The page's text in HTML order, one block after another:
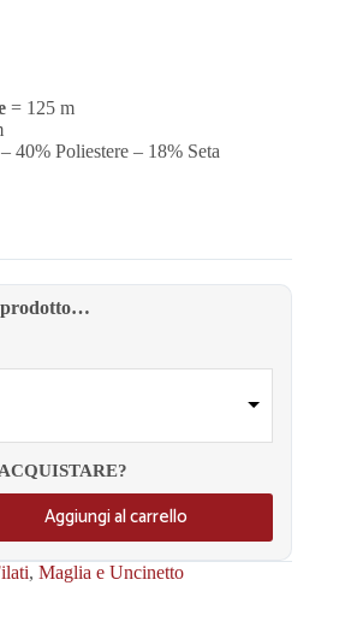
= 125 m
40% Poliestere – 18% Seta
prodotto…
Aggiungi al carrello
, Maglia e Uncinetto